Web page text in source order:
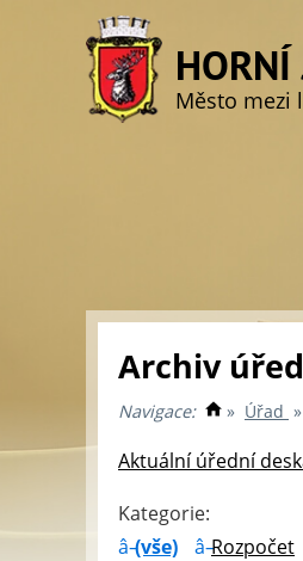
HORNÍ
Město mezi
Archiv
Navigace: » Úřad »
Aktuální úřední
Kategorie:
(vše)
Rozpočet